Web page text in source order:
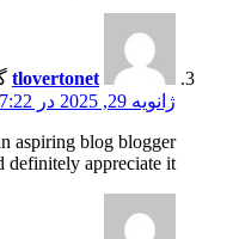
tlovertonet
ژانویه 29, 2025 در 7:22 ق.ظ
aspiring blog blogger
appreciate it.